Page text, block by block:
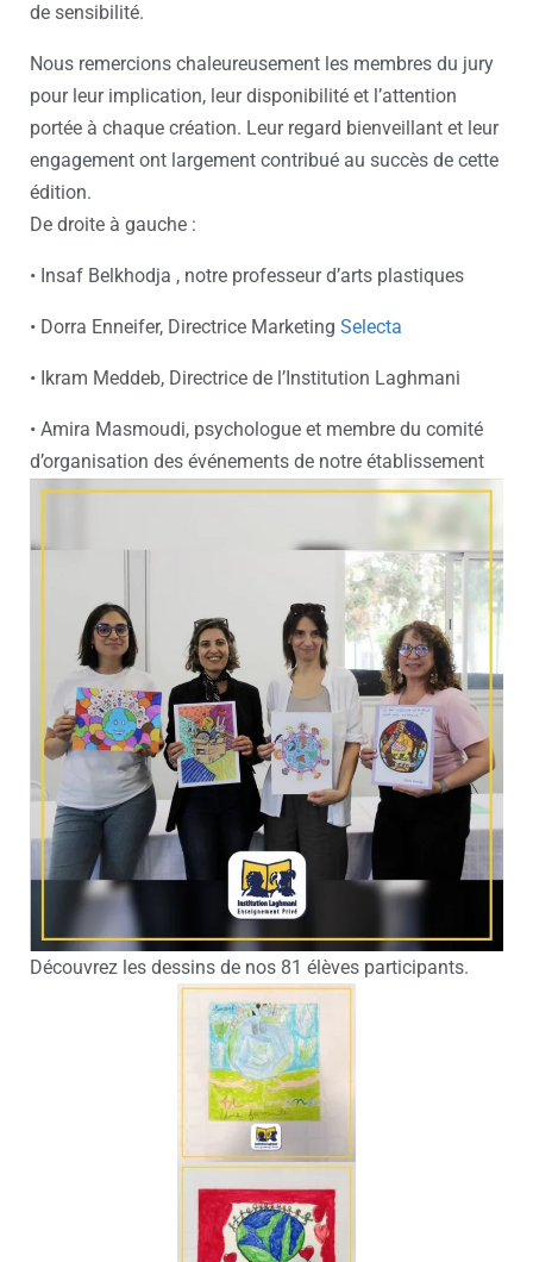
de sensibilité.
Nous remercions chaleureusement les membres du jury
pour leur implication, leur disponibilité et l’attention
portée à chaque création. Leur regard bienveillant et leur
engagement ont largement contribué au succès de cette
édition.
De droite à gauche :
• Insaf Belkhodja , notre professeur d’arts plastiques
• Dorra Enneifer, Directrice Marketing Selecta
• Ikram Meddeb, Directrice de l’Institution Laghmani
• Amira Masmoudi, psychologue et membre du comité
d’organisation des événements de notre établissement
Découvrez les dessins de nos 81 élèves participants.